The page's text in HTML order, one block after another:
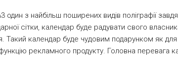
з найбільш поширених видів поліграфії
сітки, календар буде радувати свого
Такий календар буде чудовим подарунком як для
рекламного продукту. Головна перевага